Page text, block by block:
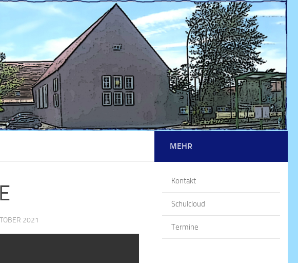
2021
MEHR
Kontakt
Schulcloud
Termine